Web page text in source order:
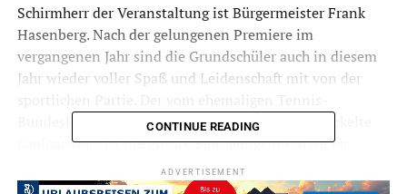
Schirmherr der Veranstaltung ist Bürgermeister Frank
Hasenberg. Nach der gelungenen Premiere im
vergangenen Jahr sind die Grundschüler auch in diesem
Jahr wieder voller Spaß und Leidenschaft mit von der
Bundesliga Profi Wolfgang Alexander Paes entwickelte
Laufparcours ist die größte Bewegungsinitiative für
Grundschüler in Deutschland. Im Jahr 2014 nahmen
insgesamt 500.000 Mädchen und Jungen an diesem
CONTINUE READING
ADVERTISEMENT